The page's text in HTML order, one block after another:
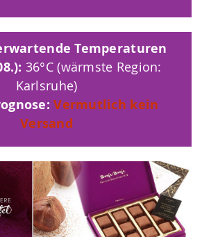
Temperaturen
36°C (wärmste Region:
Karlsruhe)
Vermutlich kein
Versand